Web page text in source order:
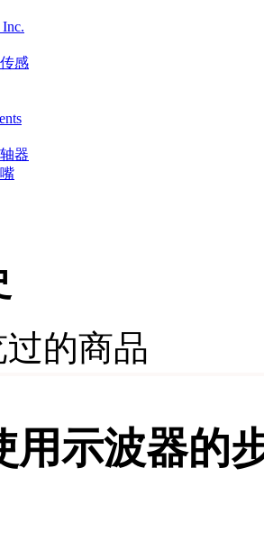
Inc.
感
器
的商品
用示波器的